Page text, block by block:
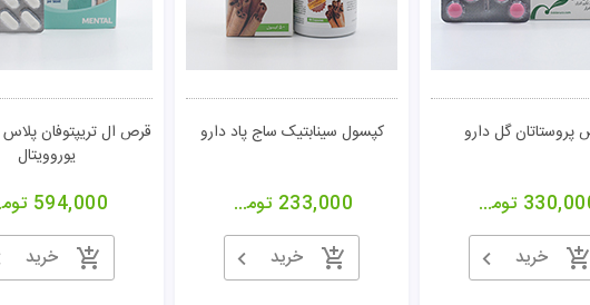
پروستاتان گل دارو
تومان
خرید
کپسول سینابتیک ساج پاد دارو
233,000 تومان
خرید
یوروویتال
594,000 تومان
خرید